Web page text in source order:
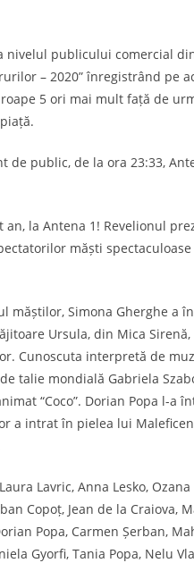
publicului comercial din
– 2020” înregistrând pe
5 ori mai mult față de
public, de la ora 23:33,
la Antena 1! Revelionul
măști
măștilor, Simona Gherghe a
Ursula, din Mica Sirenă,
Cunoscuta interpretă de
talie mondială Gabriela
“Coco”. Dorian Popa l-a
a intrat în pielea lui
Lavric, Anna Lesko,
Copoț, Jean de la Craiova,
Popa, Carmen Șerban,
Gyorfi, Tania Popa, Nelu